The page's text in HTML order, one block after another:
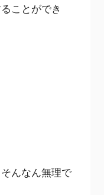
ことができ
んなん無理で